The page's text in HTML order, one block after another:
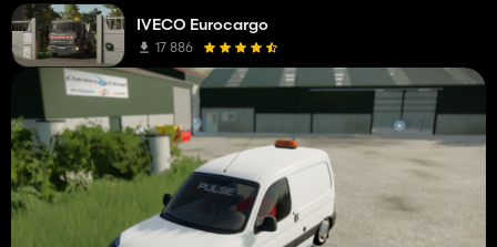
IVECO Eurocargo
17 886